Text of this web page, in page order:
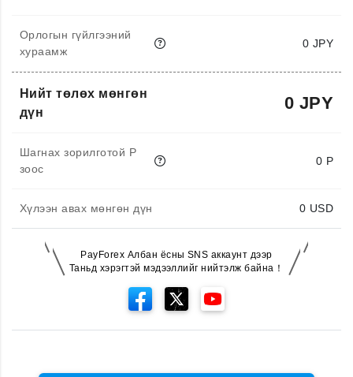
Орлогын гүйлгээний
хураамж
0 JPY
Нийт төлөх мөнгөн
дүн
0 JPY
Шагнах зорилготой P
зоос
0 P
Хүлээн авах мөнгөн дүн 0 USD
PayForex Албан ёсны SNS аккаунт дээр
Таньд хэрэгтэй мэдээллийг нийтэлж байна！